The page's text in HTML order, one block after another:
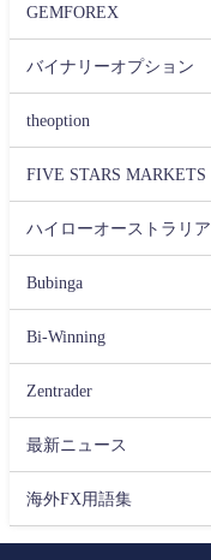
GEMFOREX
バイナリーオプション
theoption
FIVE STARS MARKETS
ハイローオーストラリア
Bubinga
Bi-Winning
Zentrader
最新ニュース
海外FX用語集